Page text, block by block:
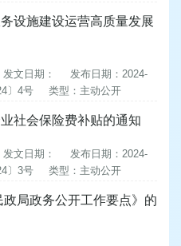
设施建设运营高质量发展
发文日期：
发布日期：2024-
〕4号 类型：主动公开
社会保险费补贴的通知
发文日期：
发布日期：2024-
〕3号 类型：主动公开
局政务公开工作要点》的